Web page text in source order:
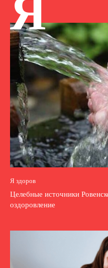
Я
Я здоров
Целебные источники
оздоровление